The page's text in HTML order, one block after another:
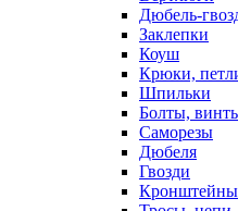
Дюбель-
Заклепки
Коуш
Крюки,
Шпильки
Болты,
Саморезы
Дюбеля
Гвозди
Кронштейны